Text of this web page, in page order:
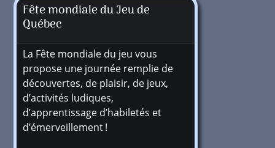
Fête mondiale du Jeu de
Québec
La Fête mondiale du jeu vous
propose une journée remplie de
découvertes, de plaisir, de jeux,
d’activités ludiques,
d’apprentissage d’habiletés et
d’émerveillement !